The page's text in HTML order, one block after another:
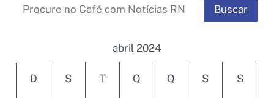
Buscar
abril 2024
D S T Q Q S S